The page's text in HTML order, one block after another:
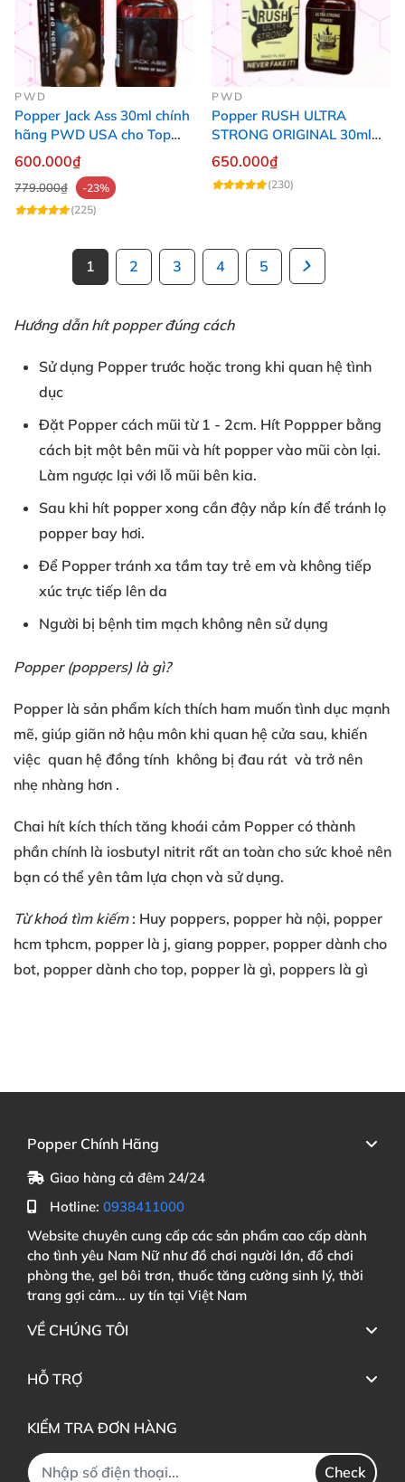
PWD
Popper Jack Ass 30ml chính
hãng PWD USA cho Top
Bot
600.000₫
779.000₫
-23%
(225)
PWD
Popper RUSH ULTRA
STRONG ORIGINAL 30ml
Chính Hãng Mỹ PWD
650.000₫
(230)
1 2 3 4 5
Hướng dẫn hít popper đúng cách
Sử dụng Popper trước hoặc trong khi quan hệ tình
dục
Đặt Popper cách mũi từ1 - 2cm. Hít Poppper bằng
cách bịt một bên mũi và hít popper vào mũi còn lại.
Làm ngược lại với lỗ mũi bên kia.
Sau khi hít popper xong cần đậy nắp kín để tránh lọ
popper bay hơi.
Để Popper tránh xa tầm tay trẻ em và không tiếp
xúc trực tiếp lên da
Người bị bệnh tim mạch không nên sử dụng
Popper (poppers) là gì?
Popper là sản phẩm kích thích ham muốn tình dục mạnh
mẽ, giúp giãn nở hậu môn khi quan hệ cửa sau, khiến
việc quan hệ đồng tính không bị đau rát và trở nên
nhẹ nhàng hơn .
Chai hít kích thích tăng khoái cảm Popper có thành
phần chính là iosbutyl nitrit rất an toàn cho sức khoẻ nên
bạn có thể yên tâm lựa chọn và sử dụng.
Từ khoá tìm kiếm : Huy poppers, popper hà nội, popper
hcm tphcm, popper là j, giang popper, popper dành cho
bot, popper dành cho top, popper là gì, poppers là gì
Popper Chính Hãng
Giao hàng cả đêm 24/24
Hotline: 0938411000
Website chuyên cung cấp các sản phẩm cao cấp dành
cho tình yêu Nam Nữ như đồ chơi người lớn, đồ chơi
phòng the, gel bôi trơn, thuốc tăng cường sinh lý, thời
trang gợi cảm... uy tín tại Việt Nam
VỀ CHÚNG TÔI
HỖ TRỢ
KIỂM TRA ĐƠN HÀNG
Check